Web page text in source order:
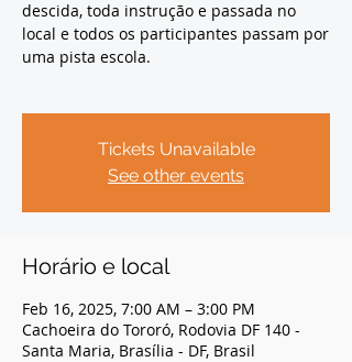
descida, toda instrução e passada no
local e todos os participantes passam por
uma pista escola.
Tickets Unavailable
See other events
Horário e local
Feb 16, 2025, 7:00 AM – 3:00 PM
Cachoeira do Tororó, Rodovia DF 140 -
Santa Maria, Brasília - DF, Brasil